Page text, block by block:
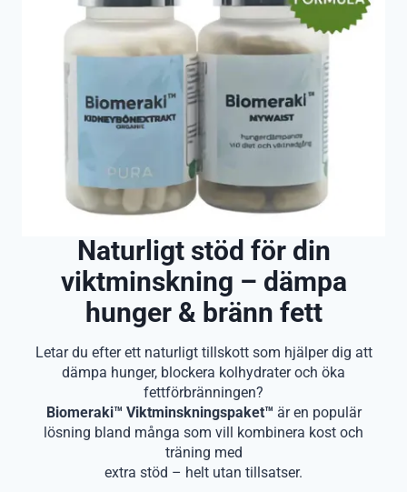
Naturligt stöd för din
viktminskning – dämpa
hunger & bränn fett
Letar du efter ett naturligt tillskott som hjälper dig att
dämpa hunger, blockera kolhydrater och öka
fettförbränningen?
Biomeraki™ Viktminskningspaket™ är en populär
lösning bland många som vill kombinera kost och
träning med
extra stöd – helt utan tillsatser.